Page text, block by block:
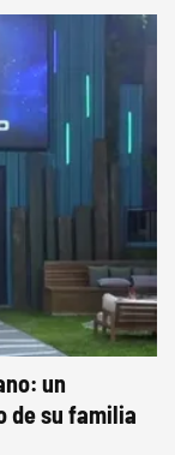
un
de su familia